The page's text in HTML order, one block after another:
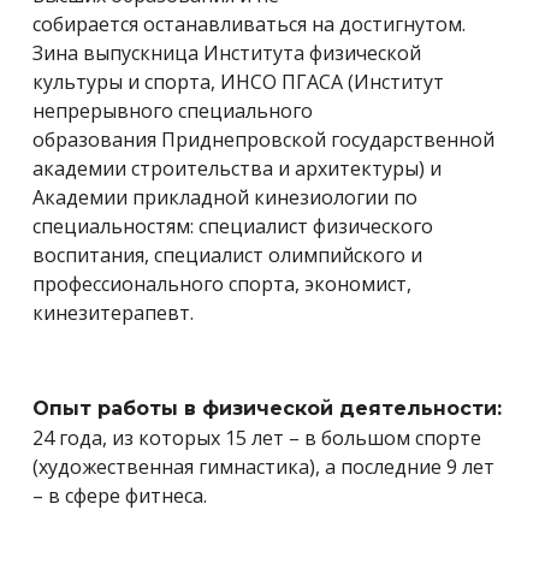
собирается останавливаться на достигнутом.
Зина выпускница Института физической
культуры и спорта, ИНСО ПГАСА (Институт
непрерывного специального
образования Приднепровской государственной
академии строительства и архитектуры) и
Академии прикладной кинезиологии по
специальностям: специалист физического
воспитания, специалист олимпийского и
профессионального спорта, экономист,
кинезитерапевт.
Опыт работы в физической деятельности:
24 года, из которых 15 лет – в большом спорте
(художественная гимнастика), а последние 9 лет
– в сфере фитнеса.